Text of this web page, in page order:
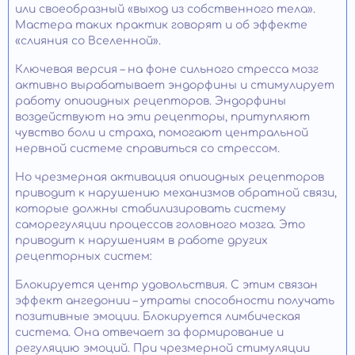
или своеобразный «выход из собственного тела».
Мастера таких практик говорят и об эффекте
«слияния со Вселенной».
Ключевая версия – на фоне сильного стресса мозг
активно вырабатывает эндорфины и стимулирует
работу опиоидных рецепторов. Эндорфины
воздействуют на эти рецепторы, притупляют
чувство боли и страха, помогают центральной
нервной системе справиться со стрессом.
Но чрезмерная активация опиоидных рецепторов
приводит к нарушению механизмов обратной связи,
которые должны стабилизировать систему
саморегуляции процессов головного мозга. Это
приводит к нарушениям в работе других
рецепторных систем:
Блокируется центр удовольствия. С этим связан
эффект ангедонии – утраты способности получать
позитивные эмоции. Блокируется лимбическая
система. Она отвечает за формирование и
регуляцию эмоций. При чрезмерной стимуляции